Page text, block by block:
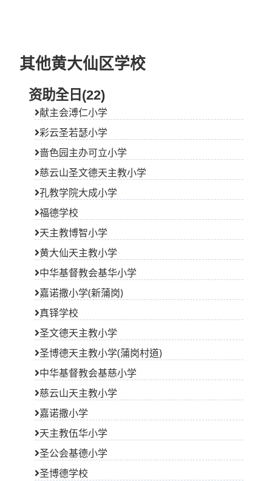
其他黄大仙区学校
资助全日(22)
献主会溥仁小学
彩云圣若瑟小学
啬色园主办可立小学
慈云山圣文德天主教小学
孔教学院大成小学
福德学校
天主教博智小学
黄大仙天主教小学
中华基督教会基华小学
嘉诺撒小学(新蒲岗)
真铎学校
圣文德天主教小学
圣博德天主教小学(蒲岗村道)
中华基督教会基慈小学
慈云山天主教小学
嘉诺撒小学
天主教伍华小学
圣公会基德小学
圣博德学校